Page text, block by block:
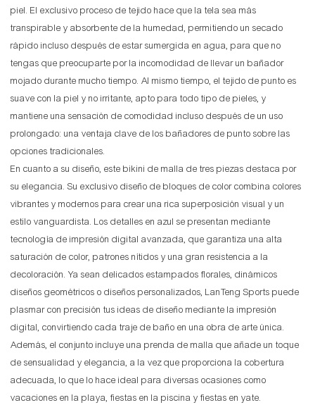
piel. El exclusivo proceso de tejido hace que la tela sea más
transpirable y absorbente de la humedad, permitiendo un secado
rápido incluso después de estar sumergida en agua, para que no
tengas que preocuparte por la incomodidad de llevar un bañador
mojado durante mucho tiempo. Al mismo tiempo, el tejido de punto es
suave con la piel y no irritante, apto para todo tipo de pieles, y
mantiene una sensación de comodidad incluso después de un uso
prolongado: una ventaja clave de los bañadores de punto sobre las
opciones tradicionales.
En cuanto a su diseño, este bikini de malla de tres piezas destaca por
su elegancia. Su exclusivo diseño de bloques de color combina colores
vibrantes y modernos para crear una rica superposición visual y un
estilo vanguardista. Los detalles en azul se presentan mediante
tecnología de impresión digital avanzada, que garantiza una alta
saturación de color, patrones nítidos y una gran resistencia a la
decoloración. Ya sean delicados estampados florales, dinámicos
diseños geométricos o diseños personalizados, LanTeng Sports puede
plasmar con precisión tus ideas de diseño mediante la impresión
digital, convirtiendo cada traje de baño en una obra de arte única.
Además, el conjunto incluye una prenda de malla que añade un toque
de sensualidad y elegancia, a la vez que proporciona la cobertura
adecuada, lo que lo hace ideal para diversas ocasiones como
vacaciones en la playa, fiestas en la piscina y fiestas en yate.